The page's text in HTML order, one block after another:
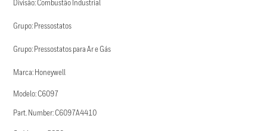
Divisão: Combustão Industrial
Grupo: Pressostatos
Grupo: Pressostatos para Ar e Gás
Marca: Honeywell
Modelo: C6097
Part. Number: C6097A4410